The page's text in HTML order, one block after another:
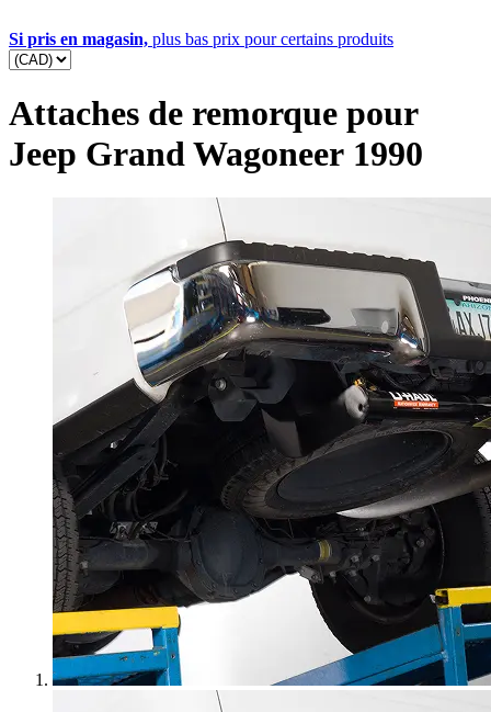
Si pris en magasin, plus bas prix pour certains produits
Attaches de remorque pour
Jeep Grand Wagoneer 1990